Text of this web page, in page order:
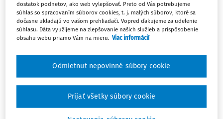
Celý odborný obsah z tejto oblasti je
dostupný predplatiteľom portálu.
obsahu a získajte prístup na 10 dní
zdarma, stačí sa len zaregistrovať.
Vďaka registrácii získate prístup aj k
vybranému obsahu:
dostatok podnetov, ako web vylepšovať. Preto od Vás potrebujeme
súhlas so spracovaním súborov cookies, t. j. malých súborov, ktoré sa
dočasne ukladajú vo vašom prehliadači. Vopred ďakujeme za udelenie
súhlasu. Dáta využijeme na zlepšovanie našich služieb a prispôsobenie
obsahu webu priamo Vám na mieru. Viac informácií
Odmietnut nepovinné súbory cookie
Prijať všetky súbory cookie